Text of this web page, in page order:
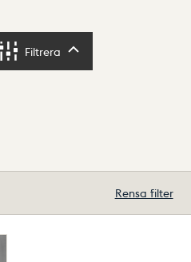
Filtrera
Rensa filter